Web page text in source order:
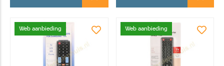
Web aanbieding Web aanbieding